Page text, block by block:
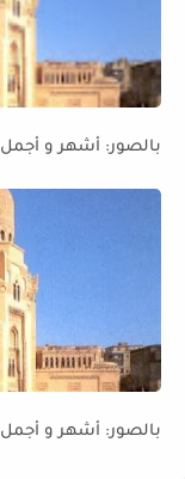
بالصور: أشهر و أجمل 5 مساجد اسلامية في العالم !!!!
بالصور: أشهر و أجمل 5 مساجد اسلامية في العالم !!!!